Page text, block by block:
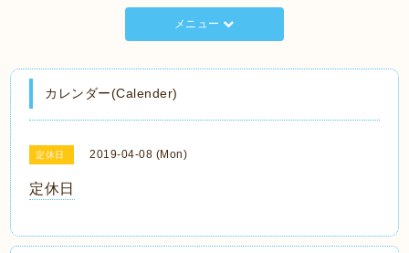
メニュー
カレンダー(Calender)
定休日 2019-04-08 (Mon)
定休日